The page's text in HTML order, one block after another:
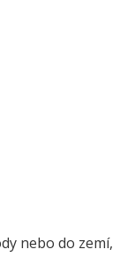
nebo do zemí,